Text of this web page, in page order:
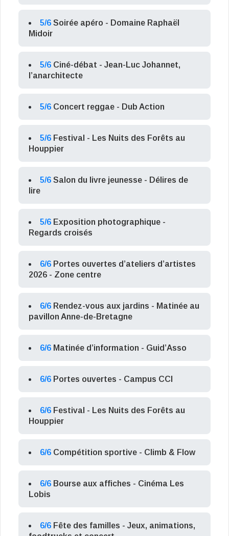
5/6 Soirée apéro - Domaine Raphaël
Midoir
5/6 Ciné-débat - Jean-Luc Johannet,
l’anarchitecte
5/6 Concert reggae - Dub Action
5/6 Festival - Les Nuits des Forêts au
Houppier
5/6 Salon du livre jeunesse - Délires de
lire
5/6 Exposition photographique -
Regards croisés
6/6 Portes ouvertes d’ateliers d’artistes
2026 - Zone centre
6/6 Rendez-vous aux jardins - Matinée au
pavillon Anne-de-Bretagne
6/6 Matinée d’information - Guid’Asso
6/6 Portes ouvertes - Campus CCI
6/6 Festival - Les Nuits des Forêts au
Houppier
6/6 Compétition sportive - Climb & Flow
6/6 Bourse aux affiches - Cinéma Les
Lobis
6/6 Fête des familles - Jeux, animations,